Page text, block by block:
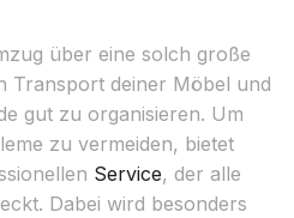
über eine solch große
Transport deiner Möbel und
gut zu organisieren. Um
zu vermeiden, bietet
Service, der alle
Dabei wird besonders